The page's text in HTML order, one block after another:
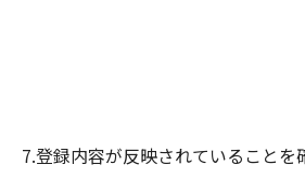
7.登録内容が反映されていることを